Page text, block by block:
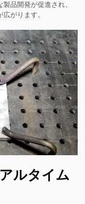
品開発が促進され、
がります。
ルタイム